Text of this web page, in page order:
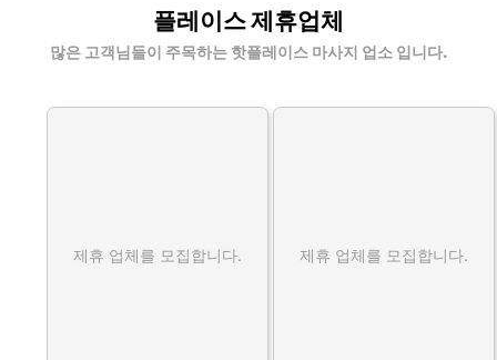
플레이스 제휴업체
많은 고객님들이 주목하는 핫플레이스 마사지 업소 입니다.
제휴 업체를 모집합니다. 제휴 업체를 모집합니다.